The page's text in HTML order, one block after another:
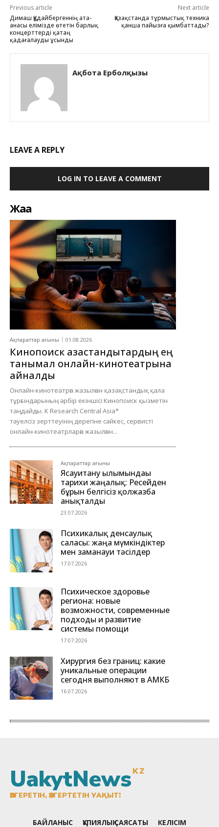
UakytNewsKZ
ӨЗГЕРЕТІН, ӨЗГЕРТЕТІН УАҚЫТ!
БАЙЛАНЫС ҚҰПИЯЛЫҚ САЯСАТЫ КЕЛІСІМ